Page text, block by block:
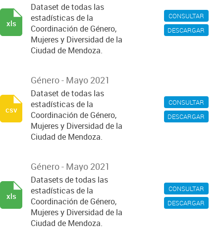
CONSULTAR
DESCARGAR
Dataset de todas las
estadísticas de la
Coordinación de Género,
Mujeres y Diversidad de la
Ciudad de Mendoza.
xls
CONSULTAR
DESCARGAR
Género - Mayo 2021
Dataset de todas las
estadísticas de la
Coordinación de Género,
Mujeres y Diversidad de la
Ciudad de Mendoza.
csv
CONSULTAR
DESCARGAR
Género - Mayo 2021
Datasets de todas las
estadísticas de la
Coordinación de Género,
Mujeres y Diversidad de la
Ciudad de Mendoza.
xls